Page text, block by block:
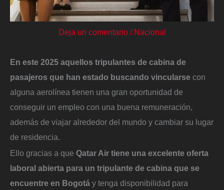
Deja un comentario / Nacional
En este 2025 aquellos tripulantes de cabina de
pasajeros que han estado buscando vincularse con
alguna aerolínea tienen una gran oportunidad de
conseguir un empleo con una buena remuneración,
además de viajar alrededor del mundo y cambiar su lugar
de residencia.
Ello gracias a que Qatar Air tiene una excelente oferta
laboral abierta para un tripulante de cabina que se
encuentre en Bogotá y tenga disponibilidad para